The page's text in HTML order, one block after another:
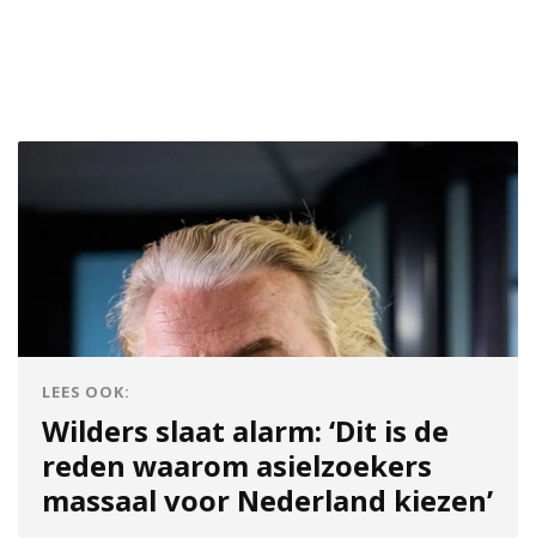
LEES OOK:
Wilders slaat alarm: ‘Dit is de
reden waarom asielzoekers
massaal voor Nederland kiezen’